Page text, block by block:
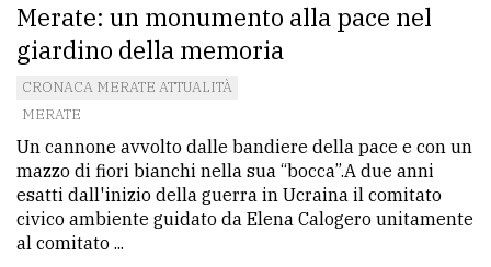
Merate: un monumento alla pace nel
giardino della memoria
CRONACA MERATE ATTUALITÀ
MERATE
Un cannone avvolto dalle bandiere della pace e con un
mazzo di fiori bianchi nella sua “bocca”.A due anni
esatti dall'inizio della guerra in Ucraina il comitato
civico ambiente guidato da Elena Calogero unitamente
al comitato ...